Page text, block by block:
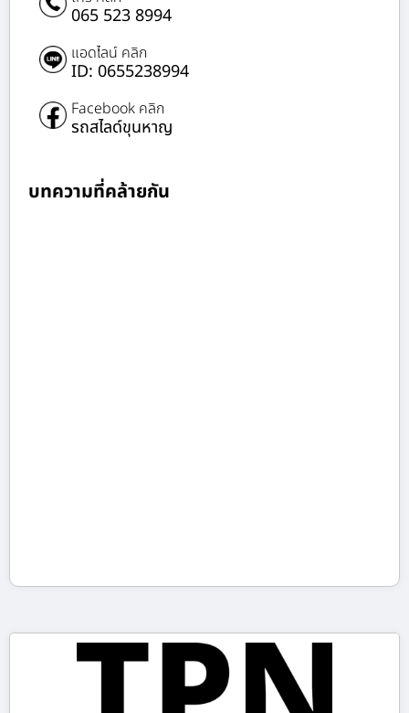
065 523 8994
แอดไลน์ คลิก
ID: 0655238994
Facebook คลิก
รถสไลด์ขุนหาญ
บทความที่คล้ายกัน